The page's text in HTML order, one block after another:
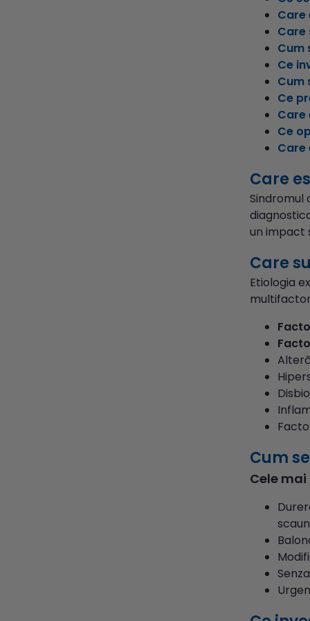
Care
Care
Cum
Ce
Cum
Ce
Care
Ce
Care
Care
Sindromul
un impact
Care
Etiologia
Cum
Cele